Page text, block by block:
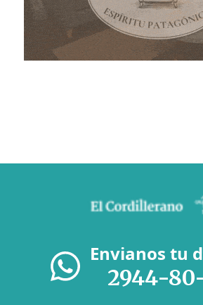
Envianos tu
2944-